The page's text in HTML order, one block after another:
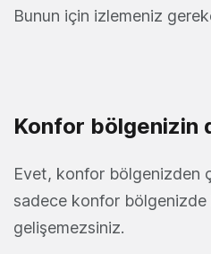
Bunun için izlemeniz
Konfor bölgenizin
Evet, konfor bölgenizden
sadece konfor bölgenizde
gelişemezsiniz.